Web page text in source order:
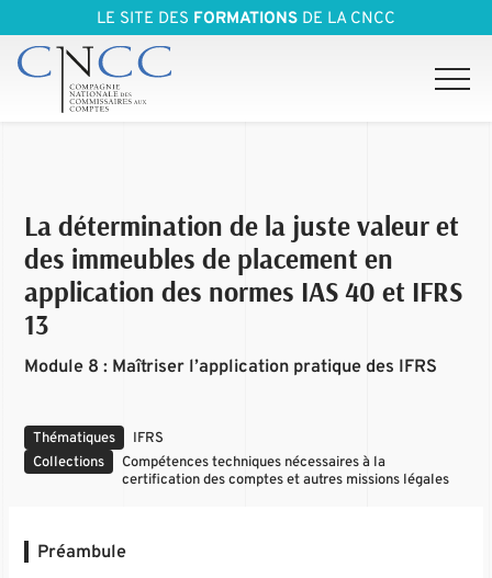
LE SITE DES FORMATIONS DE LA CNCC
La détermination de la juste valeur et
des immeubles de placement en
application des normes IAS 40 et IFRS
13
Module 8 : Maîtriser l’application pratique des IFRS
Thématiques
IFRS
Collections
Compétences techniques nécessaires à la
certification des comptes et autres missions légales
Préambule